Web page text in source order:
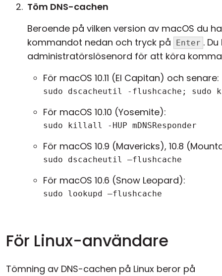
Töm DNS-cachen
Beroende på vilken version av macOS du
kommandot nedan och tryck på
Enter .
administratörslösenord för att köra
För macOS 10.11 (El Capitan) och senare:
sudo dscacheutil -flushcache; sudo
För macOS 10.10 (Yosemite):
sudo killall -HUP mDNSResponder
För macOS 10.9 (Mavericks), 10.8
sudo dscacheutil –flushcache
För macOS 10.6 (Snow Leopard):
sudo lookupd –flushcache
För Linux-användare
Tömning av DNS-cachen på Linux beror på